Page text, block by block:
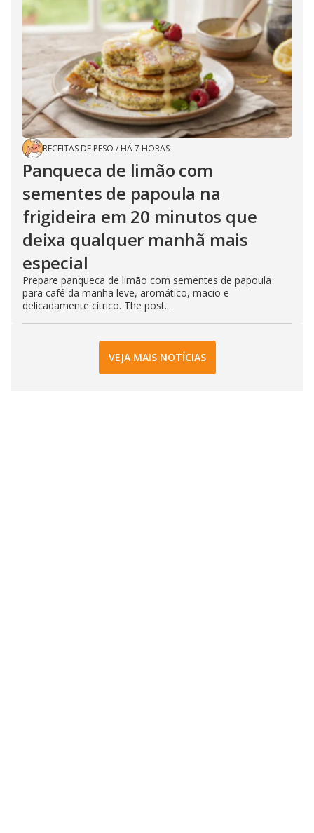
RECEITAS DE PESO / HÁ 7 HORAS
Panqueca de limão com
sementes de papoula na
frigideira em 20 minutos que
deixa qualquer manhã mais
especial
Prepare panqueca de limão com sementes de papoula
para café da manhã leve, aromático, macio e
delicadamente cítrico. The post...
VEJA MAIS NOTÍCIAS